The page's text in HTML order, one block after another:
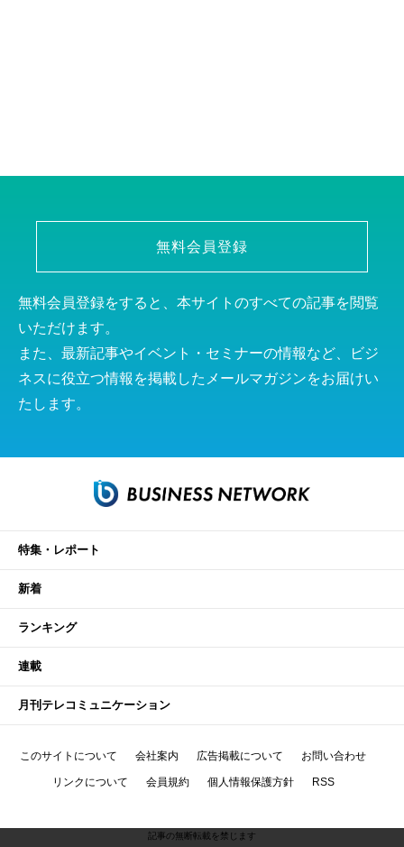
無料会員登録
無料会員登録をすると、本サイトのすべての記事を閲覧
いただけます。
また、最新記事やイベント・セミナーの情報など、ビジ
ネスに役立つ情報を掲載したメールマガジンをお届けい
たします。
特集・レポート
新着
ランキング
連載
月刊テレコミュニケーション
このサイトについて 会社案内 広告掲載について お問い合わせ
リンクについて 会員規約 個人情報保護方針 RSS
記事の無断転載を禁じます